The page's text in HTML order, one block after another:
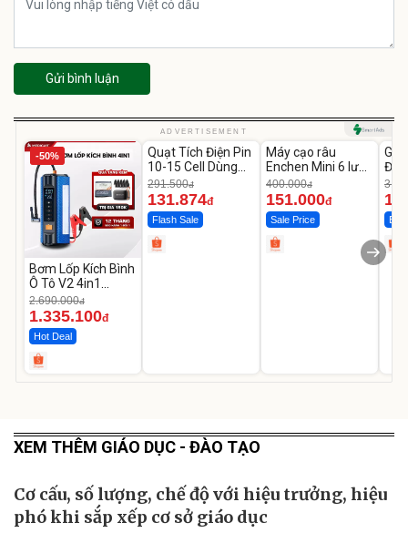
Gửi bình luận
ADVERTISEMENT
-50%
Bơm Lốp Kích Bình
Ô Tô V2 4in1
MEDICAR –
12.000mAh
2.690.000đ
1.335.100đ
Hot Deal
-54%
Unmute
Quạt Tích Điện Pin
10-15 Cell Dùng
Liên Tục 4-8H
291.500đ
131.874đ
Flash Sale
-62%
Máy cạo râu
Enchen Mini 6 lưỡi
dao kép mỏng
400.000đ
151.000đ
Sale Price
Đùi
XEM THÊM GIÁO DỤC - ĐÀO TẠO
Cơ cấu, số lượng, chế độ với hiệu trưởng, hiệu
phó khi sắp xếp cơ sở giáo dục